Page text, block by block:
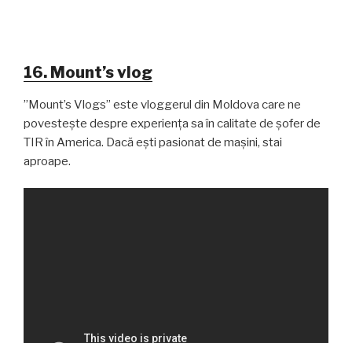
16. Mount’s vlog
”Mount’s Vlogs” este vloggerul din Moldova care ne
povestește despre experiența sa în calitate de șofer de
TIR în America. Dacă ești pasionat de mașini, stai
aproape.